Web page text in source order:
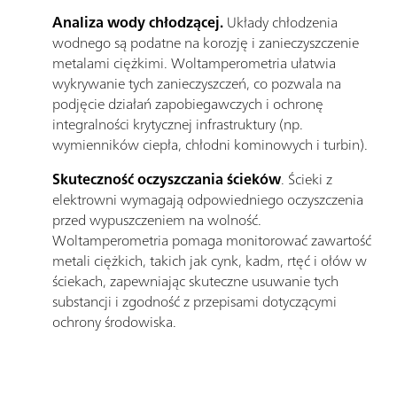
Analiza wody chłodzącej.Układy chłodzenia
wodnego są podatne na korozję i zanieczyszczenie
metalami ciężkimi. Woltamperometria ułatwia
wykrywanie tych zanieczyszczeń, co pozwala na
podjęcie działań zapobiegawczych i ochronę
integralności krytycznej infrastruktury (np.
wymienników ciepła, chłodni kominowych i turbin).
Skuteczność oczyszczania ścieków. Ścieki z
elektrowni wymagają odpowiedniego oczyszczenia
przed wypuszczeniem na wolność.
Woltamperometria pomaga monitorować zawartość
metali ciężkich, takich jak cynk, kadm, rtęć i ołów w
ściekach, zapewniając skuteczne usuwanie tych
substancji i zgodność z przepisami dotyczącymi
ochrony środowiska.